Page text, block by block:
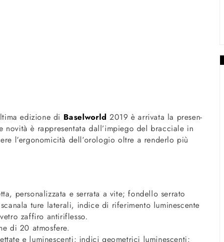
edizio­ne di Baselworld 2019 è arrivata la presen­
novità è rappresentata dall’impiego del bracciale in
l’ergonomicità dell’orologio oltre a renderlo più
personalizzata e serrata a vite; fondello serrato
ture laterali, indice di riferimento luminescente
zaffiro antiriflesso.
di 20 atmosfere.
e luminescenti; indici geometrici luminescenti;